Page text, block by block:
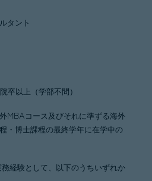
タント
卒以上（学部不問）
MBAコース及びそれに準ずる海外
・博士課程の最終学年に在学中の
経験として、以下のうちいずれか